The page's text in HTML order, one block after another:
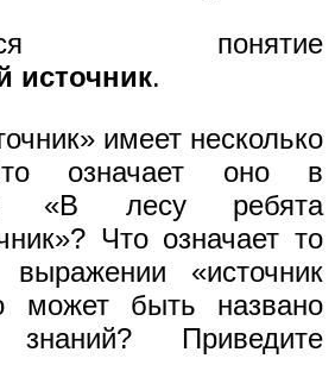
понятие
источник.
имеет несколько
означает оно в
«В лесу ребята
Что означает то
«источник
может быть названо
знаний? Приведите